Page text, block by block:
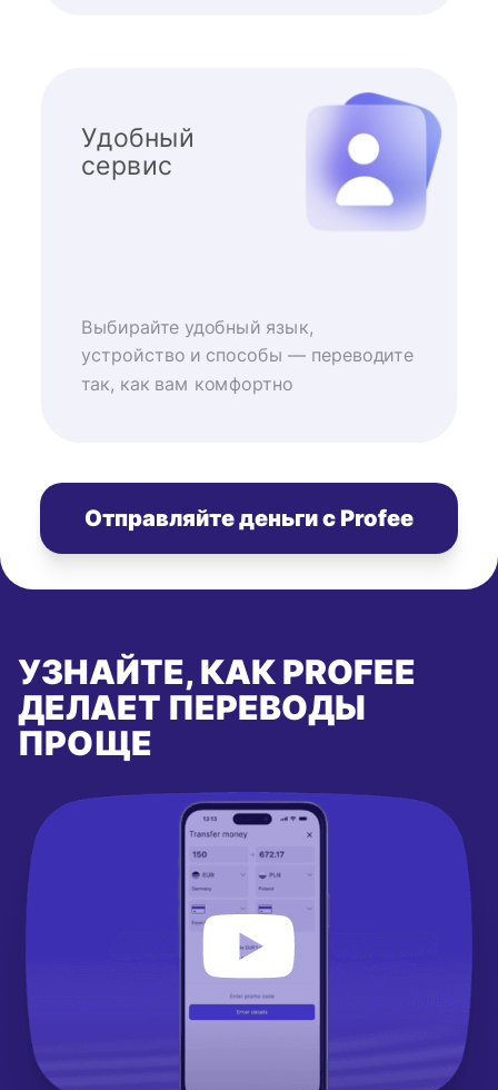
Удобный
сервис
Выбирайте удобный язык,
устройство и способы — переводите
так, как вам комфортно
Отправляйте деньги с Profee
УЗНАЙТЕ, КАК PROFEE
ДЕЛАЕТ ПЕРЕВОДЫ
ПРОЩЕ